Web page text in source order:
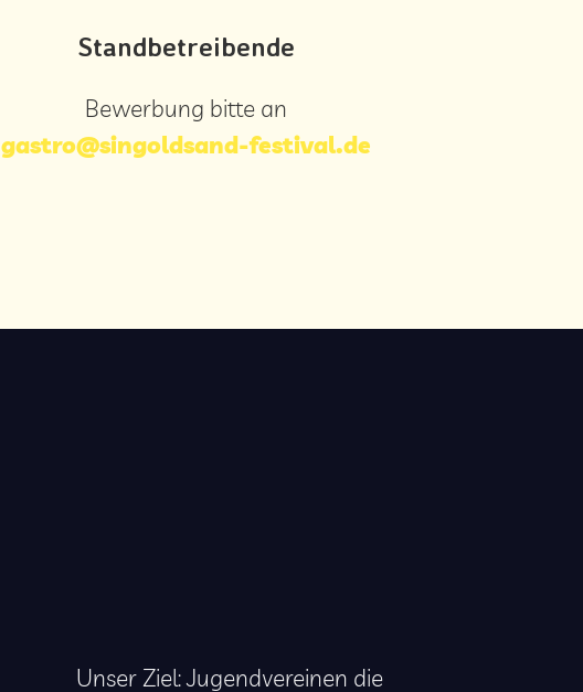
Standbetreibende
Bewerbung bitte an
gastro@singoldsand-festival.de
Unser Ziel: Jugendvereinen die